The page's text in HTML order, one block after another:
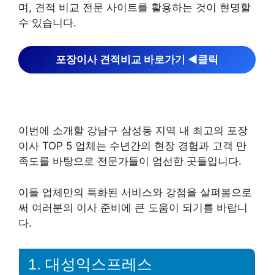
며, 견적 비교 전문 사이트를 활용하는 것이 현명할
수 있습니다.
포장이사 견적비교 바로가기 ◀︎클릭
이번에 소개할 강남구 삼성동 지역 내 최고의 포장
이사 TOP 5 업체는 수년간의 현장 경험과 고객 만
족도를 바탕으로 전문가들이 엄선한 곳들입니다.
이들 업체만의 특화된 서비스와 강점을 살펴봄으로
써 여러분의 이사 준비에 큰 도움이 되기를 바랍니
다.
1. 대성익스프레스